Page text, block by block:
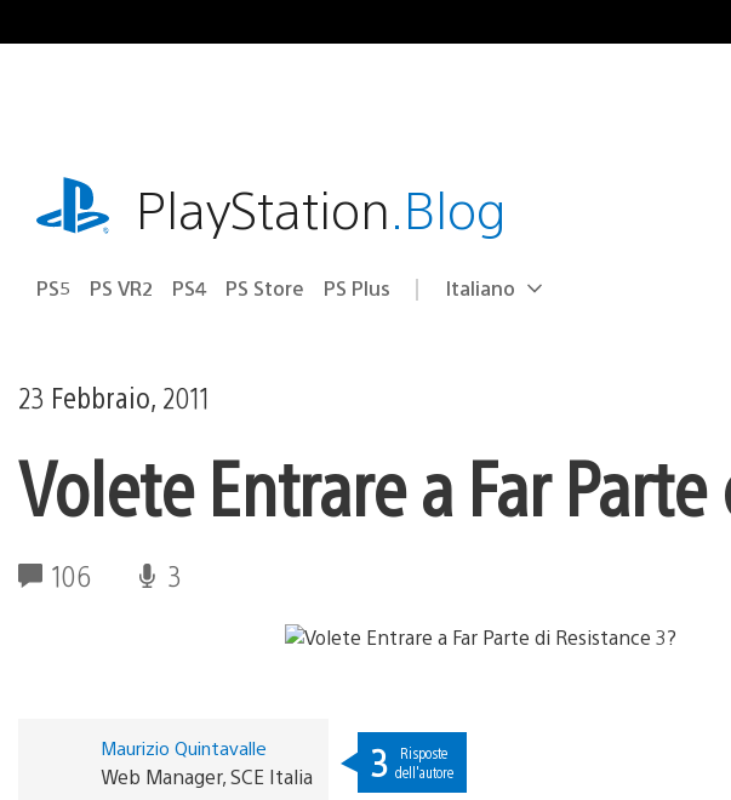
al
playstation.comPlayStation.Blog
PS5 PS VR2 PS4 PS Store PS Plus Seleziona
Regione
Italiano
23 Febbraio, 2011
Volete Entrare a Far
106 3
Maurizio Quintavalle
Web Manager, SCE Italia 3
Risposte
dell'autore